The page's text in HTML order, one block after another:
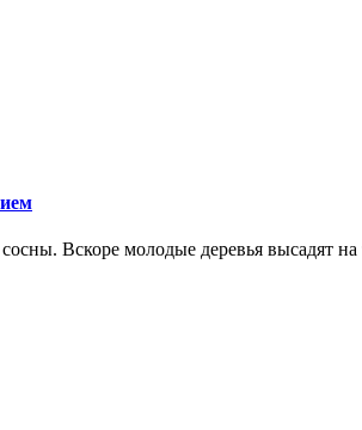
Вскоре молодые деревья высадят